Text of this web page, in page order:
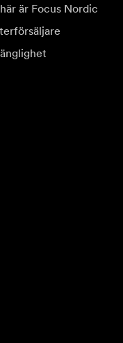
är Focus Nordic